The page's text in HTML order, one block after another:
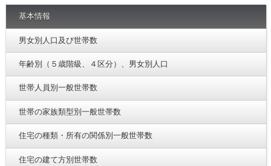
基本情報
男女別人口及び世帯数
年齢別（５歳階級、４区分）、男女別人口
世帯人員別一般世帯数
世帯の家族類型別一般世帯数
住宅の種類・所有の関係別一般世帯数
住宅の建て方別世帯数